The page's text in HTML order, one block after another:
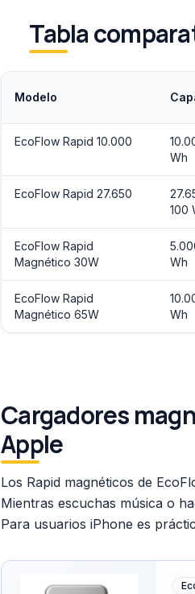
Tabla
Modelo
EcoFlow Rapid 10.000
Wh
EcoFlow Rapid 27.650
100
EcoFlow Rapid
Magnético 30W
Wh
EcoFlow Rapid
Magnético 65W
Wh
Cargadores
Apple
Los Rapid magnéticos de
Mientras escuchas música o
Para usuarios iPhone es